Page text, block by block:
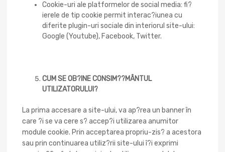
Cookie-uri ale platformelor de social media: fi?
ierele de tip cookie permit interac?iunea cu
diferite plugin-uri sociale din interiorul site-ului:
Google (Youtube), Facebook, Twitter.
CUM SE OB?INE CONSIM??MÂNTUL
UTILIZATORULUI?
La prima accesare a site-ului, va ap?rea un banner în
care ?i se va cere s? accep?i utilizarea anumitor
module cookie. Prin acceptarea propriu-zis? a acestora
sau prin continuarea utiliz?rii site-ului î?i exprimi